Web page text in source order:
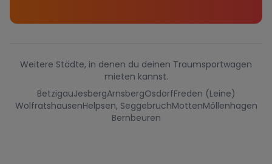
Weitere Städte, in denen du deinen Traumsportwagen
mieten kannst.
BetzigauJesbergArnsbergOsdorfFreden (Leine)
WolfratshausenHelpsen, SeggebruchMottenMöllenhagen
Bernbeuren